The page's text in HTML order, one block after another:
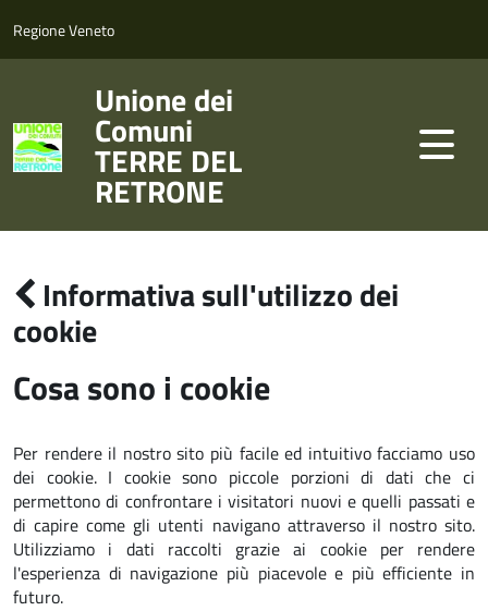
Regione Veneto
Unione dei
Comuni
TERRE DEL
RETRONE
Informativa sull'utilizzo dei
cookie
Cosa sono i cookie
Per rendere il nostro sito più facile ed intuitivo facciamo uso
dei cookie. I cookie sono piccole porzioni di dati che ci
permettono di confrontare i visitatori nuovi e quelli passati e
di capire come gli utenti navigano attraverso il nostro sito.
Utilizziamo i dati raccolti grazie ai cookie per rendere
l'esperienza di navigazione più piacevole e più efficiente in
futuro.